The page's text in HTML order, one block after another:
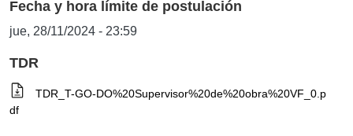
Fecha y hora límite de postulación
jue, 28/11/2024 - 23:59
TDR
TDR_T-GO-DO%20Supervisor%20de%20obra%20VF_0.p
df